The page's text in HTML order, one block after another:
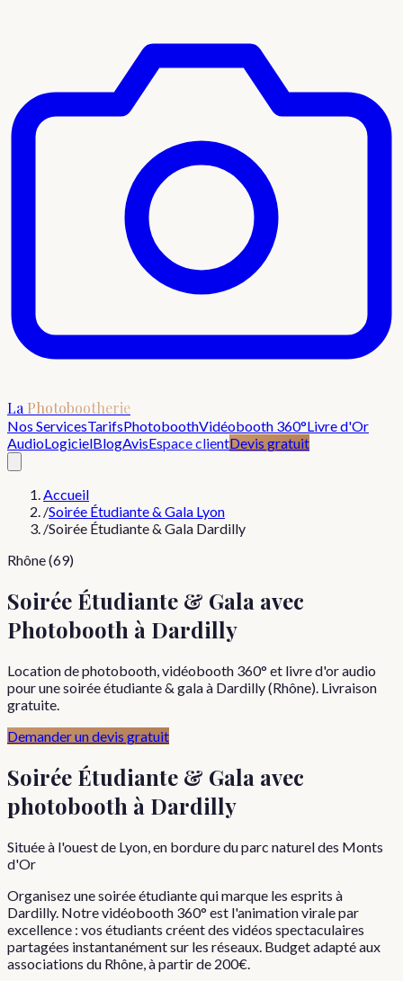
La Photobootherie
Nos ServicesTarifsPhotoboothVidéobooth 360°Livre d'Or
AudioLogicielBlogAvisEspace clientDevis gratuit
Accueil
/Soirée Étudiante & Gala Lyon
/Soirée Étudiante & Gala Dardilly
Rhône (69)
Soirée Étudiante & Gala avec
Photobooth à Dardilly
Location de photobooth, vidéobooth 360° et livre d'or audio
pour une soirée étudiante & gala à Dardilly (Rhône). Livraison
gratuite.
Demander un devis gratuit
Soirée Étudiante & Gala avec
photobooth à Dardilly
Située à l'ouest de Lyon, en bordure du parc naturel des Monts
d'Or
Organisez une soirée étudiante qui marque les esprits à
Dardilly. Notre vidéobooth 360° est l'animation virale par
excellence : vos étudiants créent des vidéos spectaculaires
partagées instantanément sur les réseaux. Budget adapté aux
associations du Rhône, à partir de 200€.